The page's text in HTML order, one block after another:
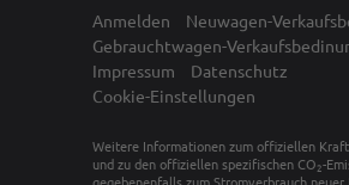
Anmelden
Neuwagen-
Gebrauchtwagen-
Impressum
Datenschutz
Cookie-Einstellungen
Weitere Informationen zum offiziellen
und zu den offiziellen spezifischen CO 2-